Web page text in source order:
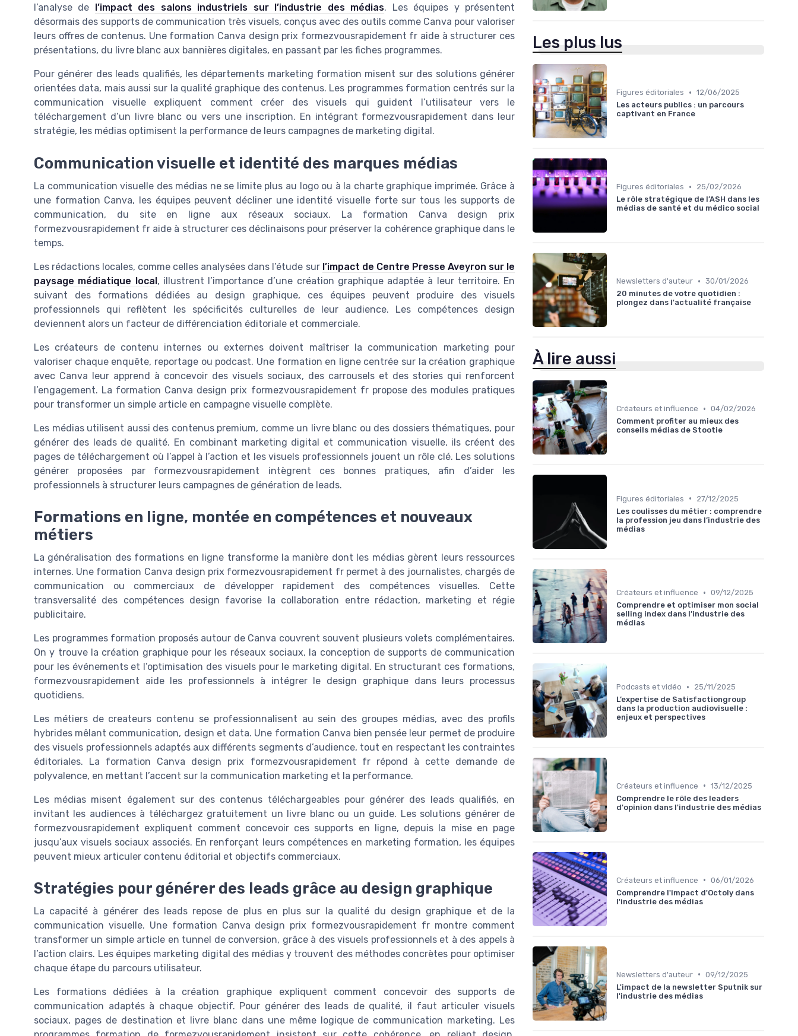
l’analyse de
l’impact des salons industriels sur l’industrie des médias. Les équipes y présentent
désormais des supports de communication très visuels, conçus avec des outils comme Canva pour valoriser
leurs offres de contenus. Une formation Canva design prix formezvousrapidement fr aide à structurer ces
présentations, du livre blanc aux bannières digitales, en passant par les fiches programmes.
Pour générer des leads qualifiés, les départements marketing formation misent sur des solutions générer
orientées data, mais aussi sur la qualité graphique des contenus. Les programmes formation centrés sur la
communication visuelle expliquent comment créer des visuels qui guident l’utilisateur vers le
téléchargement d’un livre blanc ou vers une inscription. En intégrant formezvousrapidement dans leur
stratégie, les médias optimisent la performance de leurs campagnes de marketing digital.
Communication visuelle et identité des marques médias
La communication visuelle des médias ne se limite plus au logo ou à la charte graphique imprimée. Grâce à
une formation Canva, les équipes peuvent décliner une identité visuelle forte sur tous les supports de
communication, du site en ligne aux réseaux sociaux. La formation Canva design prix
formezvousrapidement fr aide à structurer ces déclinaisons pour préserver la cohérence graphique dans le
temps.
Les rédactions locales, comme celles analysées dans l’étude sur l’impact de Centre Presse Aveyron sur le
paysage médiatique local, illustrent l’importance d’une création graphique adaptée à leur territoire. En
suivant des formations dédiées au design graphique, ces équipes peuvent produire des visuels
professionnels qui reflètent les spécificités culturelles de leur audience. Les compétences design
deviennent alors un facteur de différenciation éditoriale et commerciale.
Les créateurs de contenu internes ou externes doivent maîtriser la communication marketing pour
valoriser chaque enquête, reportage ou podcast. Une formation en ligne centrée sur la création graphique
avec Canva leur apprend à concevoir des visuels sociaux, des carrousels et des stories qui renforcent
l’engagement. La formation Canva design prix formezvousrapidement fr propose des modules pratiques
pour transformer un simple article en campagne visuelle complète.
Les médias utilisent aussi des contenus premium, comme un livre blanc ou des dossiers thématiques, pour
générer des leads de qualité. En combinant marketing digital et communication visuelle, ils créent des
pages de téléchargement où l’appel à l’action et les visuels professionnels jouent un rôle clé. Les solutions
générer proposées par formezvousrapidement intègrent ces bonnes pratiques, afin d’aider les
professionnels à structurer leurs campagnes de génération de leads.
Formations en ligne, montée en compétences et nouveaux
métiers
La généralisation des formations en ligne transforme la manière dont les médias gèrent leurs ressources
internes. Une formation Canva design prix formezvousrapidement fr permet à des journalistes, chargés de
communication ou commerciaux de développer rapidement des compétences visuelles. Cette
transversalité des compétences design favorise la collaboration entre rédaction, marketing et régie
publicitaire.
Les programmes formation proposés autour de Canva couvrent souvent plusieurs volets complémentaires.
On y trouve la création graphique pour les réseaux sociaux, la conception de supports de communication
pour les événements et l’optimisation des visuels pour le marketing digital. En structurant ces formations,
formezvousrapidement aide les professionnels à intégrer le design graphique dans leurs processus
quotidiens.
Les métiers de createurs contenu se professionnalisent au sein des groupes médias, avec des profils
hybrides mêlant communication, design et data. Une formation Canva bien pensée leur permet de produire
des visuels professionnels adaptés aux différents segments d’audience, tout en respectant les contraintes
éditoriales. La formation Canva design prix formezvousrapidement fr répond à cette demande de
polyvalence, en mettant l’accent sur la communication marketing et la performance.
Les médias misent également sur des contenus téléchargeables pour générer des leads qualifiés, en
invitant les audiences à téléchargez gratuitement un livre blanc ou un guide. Les solutions générer de
formezvousrapidement expliquent comment concevoir ces supports en ligne, depuis la mise en page
jusqu’aux visuels sociaux associés. En renforçant leurs compétences en marketing formation, les équipes
peuvent mieux articuler contenu éditorial et objectifs commerciaux.
Stratégies pour générer des leads grâce au design graphique
La capacité à générer des leads repose de plus en plus sur la qualité du design graphique et de la
communication visuelle. Une formation Canva design prix formezvousrapidement fr montre comment
transformer un simple article en tunnel de conversion, grâce à des visuels professionnels et à des appels à
l’action clairs. Les équipes marketing digital des médias y trouvent des méthodes concrètes pour optimiser
chaque étape du parcours utilisateur.
Les formations dédiées à la création graphique expliquent comment concevoir des supports de
communication adaptés à chaque objectif. Pour générer des leads de qualité, il faut articuler visuels
sociaux, pages de destination et livre blanc dans une même logique de communication marketing. Les
Les plus lus
Figures éditoriales • 12/06/2025
Les acteurs publics : un parcours
captivant en France
Figures éditoriales •
25/02/2026
Le rôle stratégique de l’ASH dans les
médias de santé et du médico social
Newsletters d'auteur • 30/01/2026
20 minutes de votre quotidien :
plongez dans l'actualité française
À lire aussi
Créateurs et influence • 04/02/2026
Comment profiter au mieux des
conseils médias de Stootie
Figures éditoriales •
27/12/2025
Les coulisses du métier : comprendre
la profession jeu dans l’industrie des
médias
Créateurs et influence • 09/12/2025
Comprendre et optimiser mon social
selling index dans l’industrie des
médias
Podcasts et vidéo •
25/11/2025
L’expertise de Satisfactiongroup
dans la production audiovisuelle :
enjeux et perspectives
Créateurs et influence • 13/12/2025
Comprendre le rôle des leaders
d'opinion dans l'industrie des médias
Créateurs et influence • 06/01/2026
Comprendre l'impact d'Octoly dans
l'industrie des médias
Newsletters d'auteur • 09/12/2025
L'impact de la newsletter Sputnik sur
l'industrie des médias